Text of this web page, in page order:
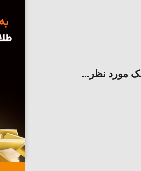
مورد نظر...